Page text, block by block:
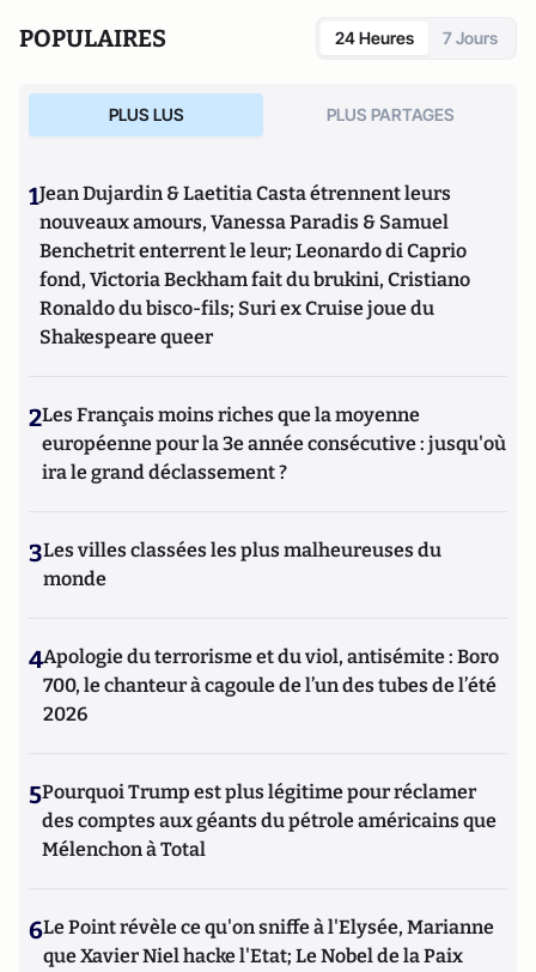
POPULAIRES 24 Heures 7 Jours
PLUS LUS PLUS PARTAGES
1Jean Dujardin & Laetitia Casta étrennent leurs
nouveaux amours, Vanessa Paradis & Samuel
Benchetrit enterrent le leur; Leonardo di Caprio
fond, Victoria Beckham fait du brukini, Cristiano
Ronaldo du bisco-fils; Suri ex Cruise joue du
Shakespeare queer
2Les Français moins riches que la moyenne
européenne pour la 3e année consécutive : jusqu'où
ira le grand déclassement ?
3Les villes classées les plus malheureuses du
monde
4Apologie du terrorisme et du viol, antisémite : Boro
700, le chanteur à cagoule de l’un des tubes de l’été
2026
5Pourquoi Trump est plus légitime pour réclamer
des comptes aux géants du pétrole américains que
Mélenchon à Total
6Le Point révèle ce qu'on sniffe à l'Elysée, Marianne
que Xavier Niel hacke l'Etat; Le Nobel de la Paix